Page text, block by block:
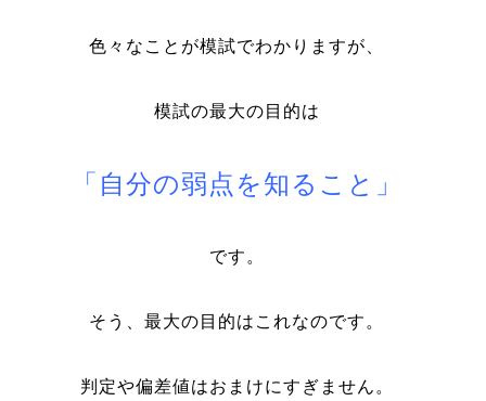
色々なことが模試でわかりますが、
模試の最大の目的は
「自分の弱点を知ること」
です。
そう、最大の目的はこれなのです。
判定や偏差値はおまけにすぎません。